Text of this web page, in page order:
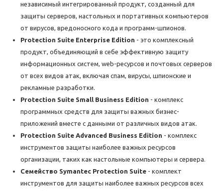
независимый интегрированный продукт, созданный для
защиты серверов, настольных и портативных компьютеров
от вирусов, вредоносного кода и программ-шпионов.
Protection Suite Enterprise Edition - это комплексный
продукт, объединяющий в себе эффективную защиту
информационных систем, web-ресурсов и почтовых серверов
от всех видов атак, включая спам, вирусы, шпионские и
рекламные разработки.
Protection Suite Small Business Edition - комплекс
программных средств для защиты важных бизнес-
приложений вместе с данными от различных видов атак.
Protection Suite Advanced Business Edition - комплекс
инструментов защиты наиболее важных ресурсов
организации, таких как настольные компьютеры и сервера.
Семейство Symantec Protection Suite - комплект
инструментов для защиты наиболее важных ресурсов всех